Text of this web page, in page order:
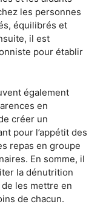
les personnes
équilibrés et
il est
pour établir
également
en
créer un
pour l’appétit des
repas en groupe
En somme, il
la dénutrition
les mettre en
de chacun.